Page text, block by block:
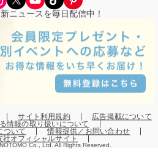
ニュースを毎日配信中！
サイト利用規約
広告掲載について
情報の取り扱いについて
ついて
情報提供／お問い合わせ
社オフィシャルサイト
Co., Ltd. All Rights Reserved.